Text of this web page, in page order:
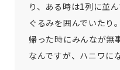
り、ある時は1列に並
ぐるみを囲んでいたり。
帰った時にみんなが無
なんですが、ハニワに